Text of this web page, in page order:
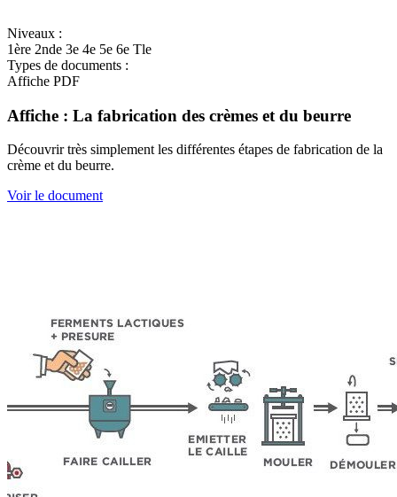
Niveaux :
1ère 2nde 3e 4e 5e 6e Tle
Types de documents :
Affiche PDF
Affiche : La fabrication des crèmes et du beurre
Découvrir très simplement les différentes étapes de fabrication de la
crème et du beurre.
Voir le document